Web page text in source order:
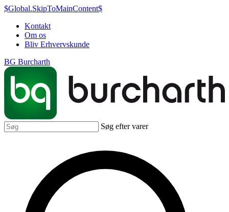
$Global.SkipToMainContent$
Kontakt
Om os
Bliv Erhvervskunde
BG Burcharth
Søg efter varer